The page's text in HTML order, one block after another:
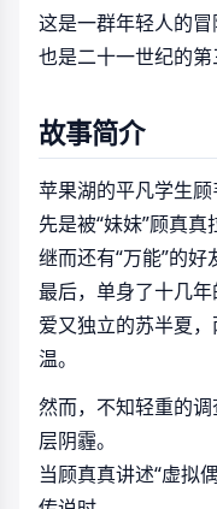
这是一群年轻人的冒
也是二十一世纪的
故事简介
苹果湖的平凡学生顾
先是被“妹妹”顾真真
继而还有“万能”的好
最后，单身了十几
爱又独立的苏半夏
温。
然而，不知轻重的
层阴霾。
当顾真真讲述“虚拟